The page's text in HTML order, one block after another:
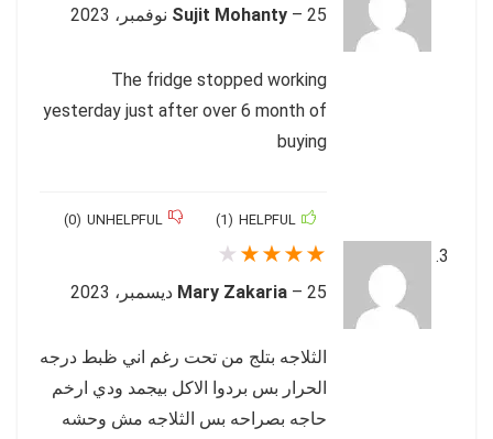
Sujit Mohanty – 25 نوفمبر، 2023
The fridge stopped working
yesterday just after over 6 month of
buying
HELPFUL
(
1
)
UNHELPFUL
(
0
)
★
★
★
★
★
Mary Zakaria – 25 ديسمبر، 2023
الثلاجه بتلج من تحت رغم اني ظبط درجه
الحرار بس بردوا الاكل بيجمد ودي ارخم
حاجه بصراحه بس الثلاجه مش وحشه